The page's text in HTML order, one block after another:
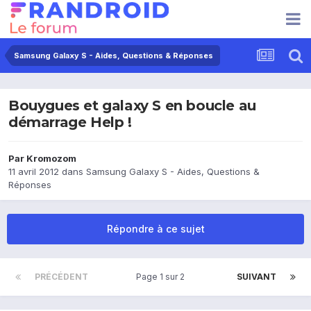
Samsung Galaxy S - Aides, Questions & Réponses
Bouygues et galaxy S en boucle au
démarrage Help !
Par Kromozom
11 avril 2012 dans Samsung Galaxy S - Aides, Questions &
Réponses
Répondre à ce sujet
PRÉCÉDENT SUIVANT
Page 1 sur 2